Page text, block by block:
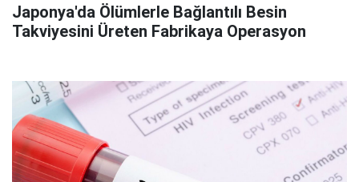
Japonya'da Ölümlerle Bağlantılı Besin
Takviyesini Üreten Fabrikaya Operasyon